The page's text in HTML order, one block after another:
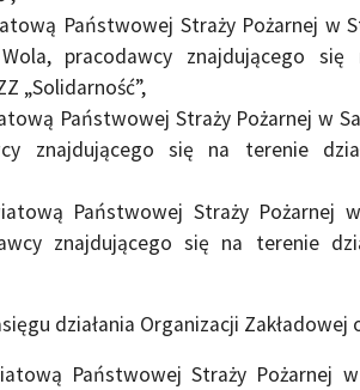
Państwowej Straży Pożarnej w
pracodawcy znajdującego
„Solidarność”,
Państwowej Straży Pożarnej w
znajdującego się na terenie
Państwowej Straży Pożarnej
znajdującego się na terenie
działania Organizacji
Państwowej Straży Pożarnej